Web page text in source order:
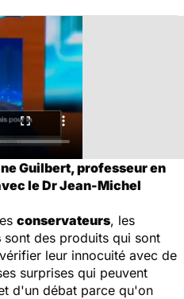
Guilbert, professeur en
le Dr Jean-Michel
conservateurs, les
sont des produits qui sont
leur innocuité avec de
surprises qui peuvent
d'un débat parce qu'on